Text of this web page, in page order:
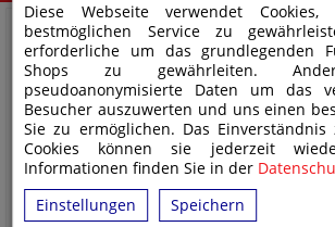
Diese Webseite verwendet
bestmöglichen Service zu
erforderliche um das grundlegenden
Shops zu gewährleiten.
pseudoanonymisierte Daten um das
Besucher auszuwerten und uns einen
Sie zu ermöglichen. Das
Cookies können sie jederzeit
Informationen finden Sie in der
Einstellungen
Speichern